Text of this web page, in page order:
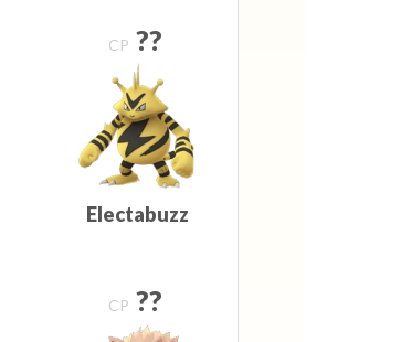
CP ??
Electabuzz
CP ??